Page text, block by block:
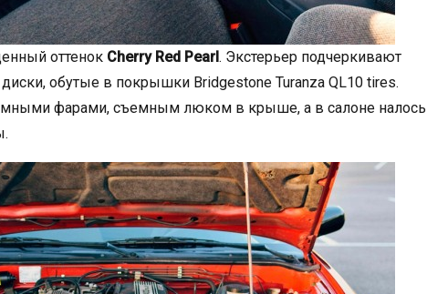
оттенок Cherry Red Pearl. Экстерьер подчеркивают
обутые в покрышки Bridgestone Turanza QL10 tires.
фарами, съемным люком в крыше, а в салоне налось